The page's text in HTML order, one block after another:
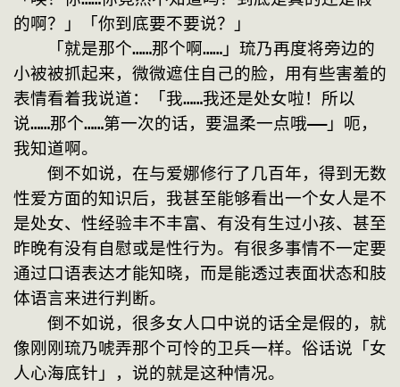
的啊？」「你到底要不要说？」
「就是那个……那个啊……」琉乃再度将旁边的
小被被抓起来，微微遮住自己的脸，用有些害羞的
表情看着我说道：「我……我还是处女啦！所以
说……那个……第一次的话，要温柔一点哦——」呃，
我知道啊。
倒不如说，在与爱娜修行了几百年，得到无数
性爱方面的知识后，我甚至能够看出一个女人是不
是处女、性经验丰不丰富、有没有生过小孩、甚至
昨晚有没有自慰或是性行为。有很多事情不一定要
通过口语表达才能知晓，而是能透过表面状态和肢
体语言来进行判断。
倒不如说，很多女人口中说的话全是假的，就
像刚刚琉乃唬弄那个可怜的卫兵一样。俗话说「女
人心海底针」，说的就是这种情况。